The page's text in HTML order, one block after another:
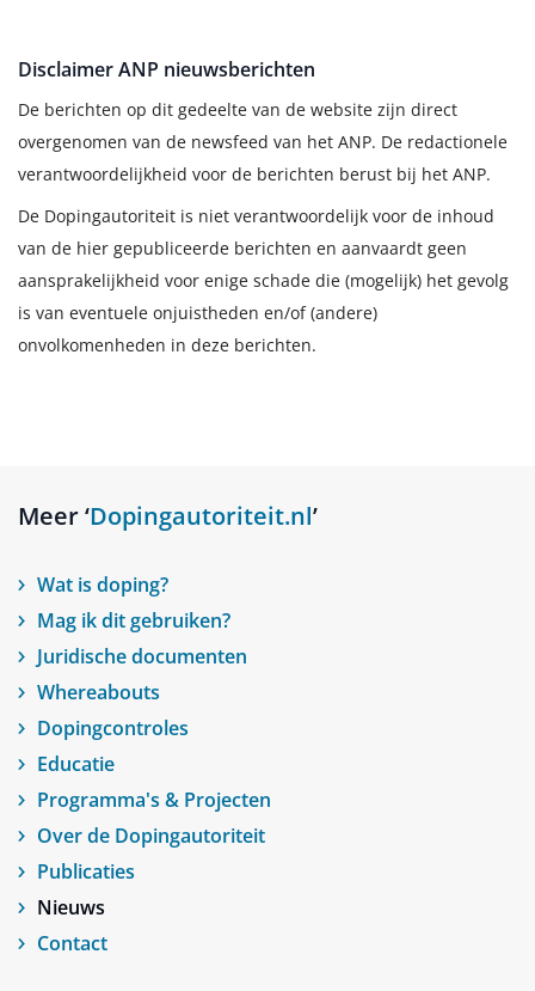
Disclaimer ANP nieuwsberichten
De berichten op dit gedeelte van de website zijn direct
overgenomen van de newsfeed van het ANP. De redactionele
verantwoordelijkheid voor de berichten berust bij het ANP.
De Dopingautoriteit is niet verantwoordelijk voor de inhoud
van de hier gepubliceerde berichten en aanvaardt geen
aansprakelijkheid voor enige schade die (mogelijk) het gevolg
is van eventuele onjuistheden en/of (andere)
onvolkomenheden in deze berichten.
Meer ‘Dopingautoriteit.nl’
Wat is doping?
Mag ik dit gebruiken?
Juridische documenten
Whereabouts
Dopingcontroles
Educatie
Programma's & Projecten
Over de Dopingautoriteit
Publicaties
Nieuws
Contact